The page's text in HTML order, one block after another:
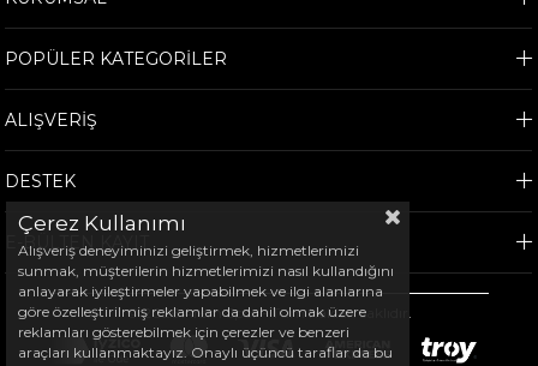
POPÜLER KATEGORİLER
ALIŞVERİŞ
DESTEK
E-BÜLTEN KAYIT
©2026Arem Spor - Tüm hakları saklıdır.
Çerez Kullanımı
Alışveriş deneyiminizi geliştirmek, hizmetlerimizi
sunmak, müşterilerin hizmetlerimizi nasıl kullandığını
anlayarak iyileştirmeler yapabilmek ve ilgi alanlarına
göre özelleştirilmiş reklamlar da dahil olmak üzere
reklamları gösterebilmek için çerezler ve benzeri
araçları kullanmaktayız. Onaylı üçüncü taraflar da bu